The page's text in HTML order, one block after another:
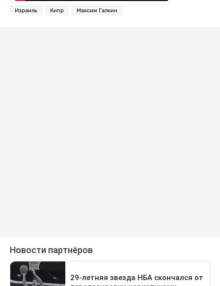
Израиль Кипр Максим Галкин